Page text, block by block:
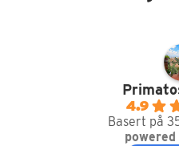
4.9
Basert på